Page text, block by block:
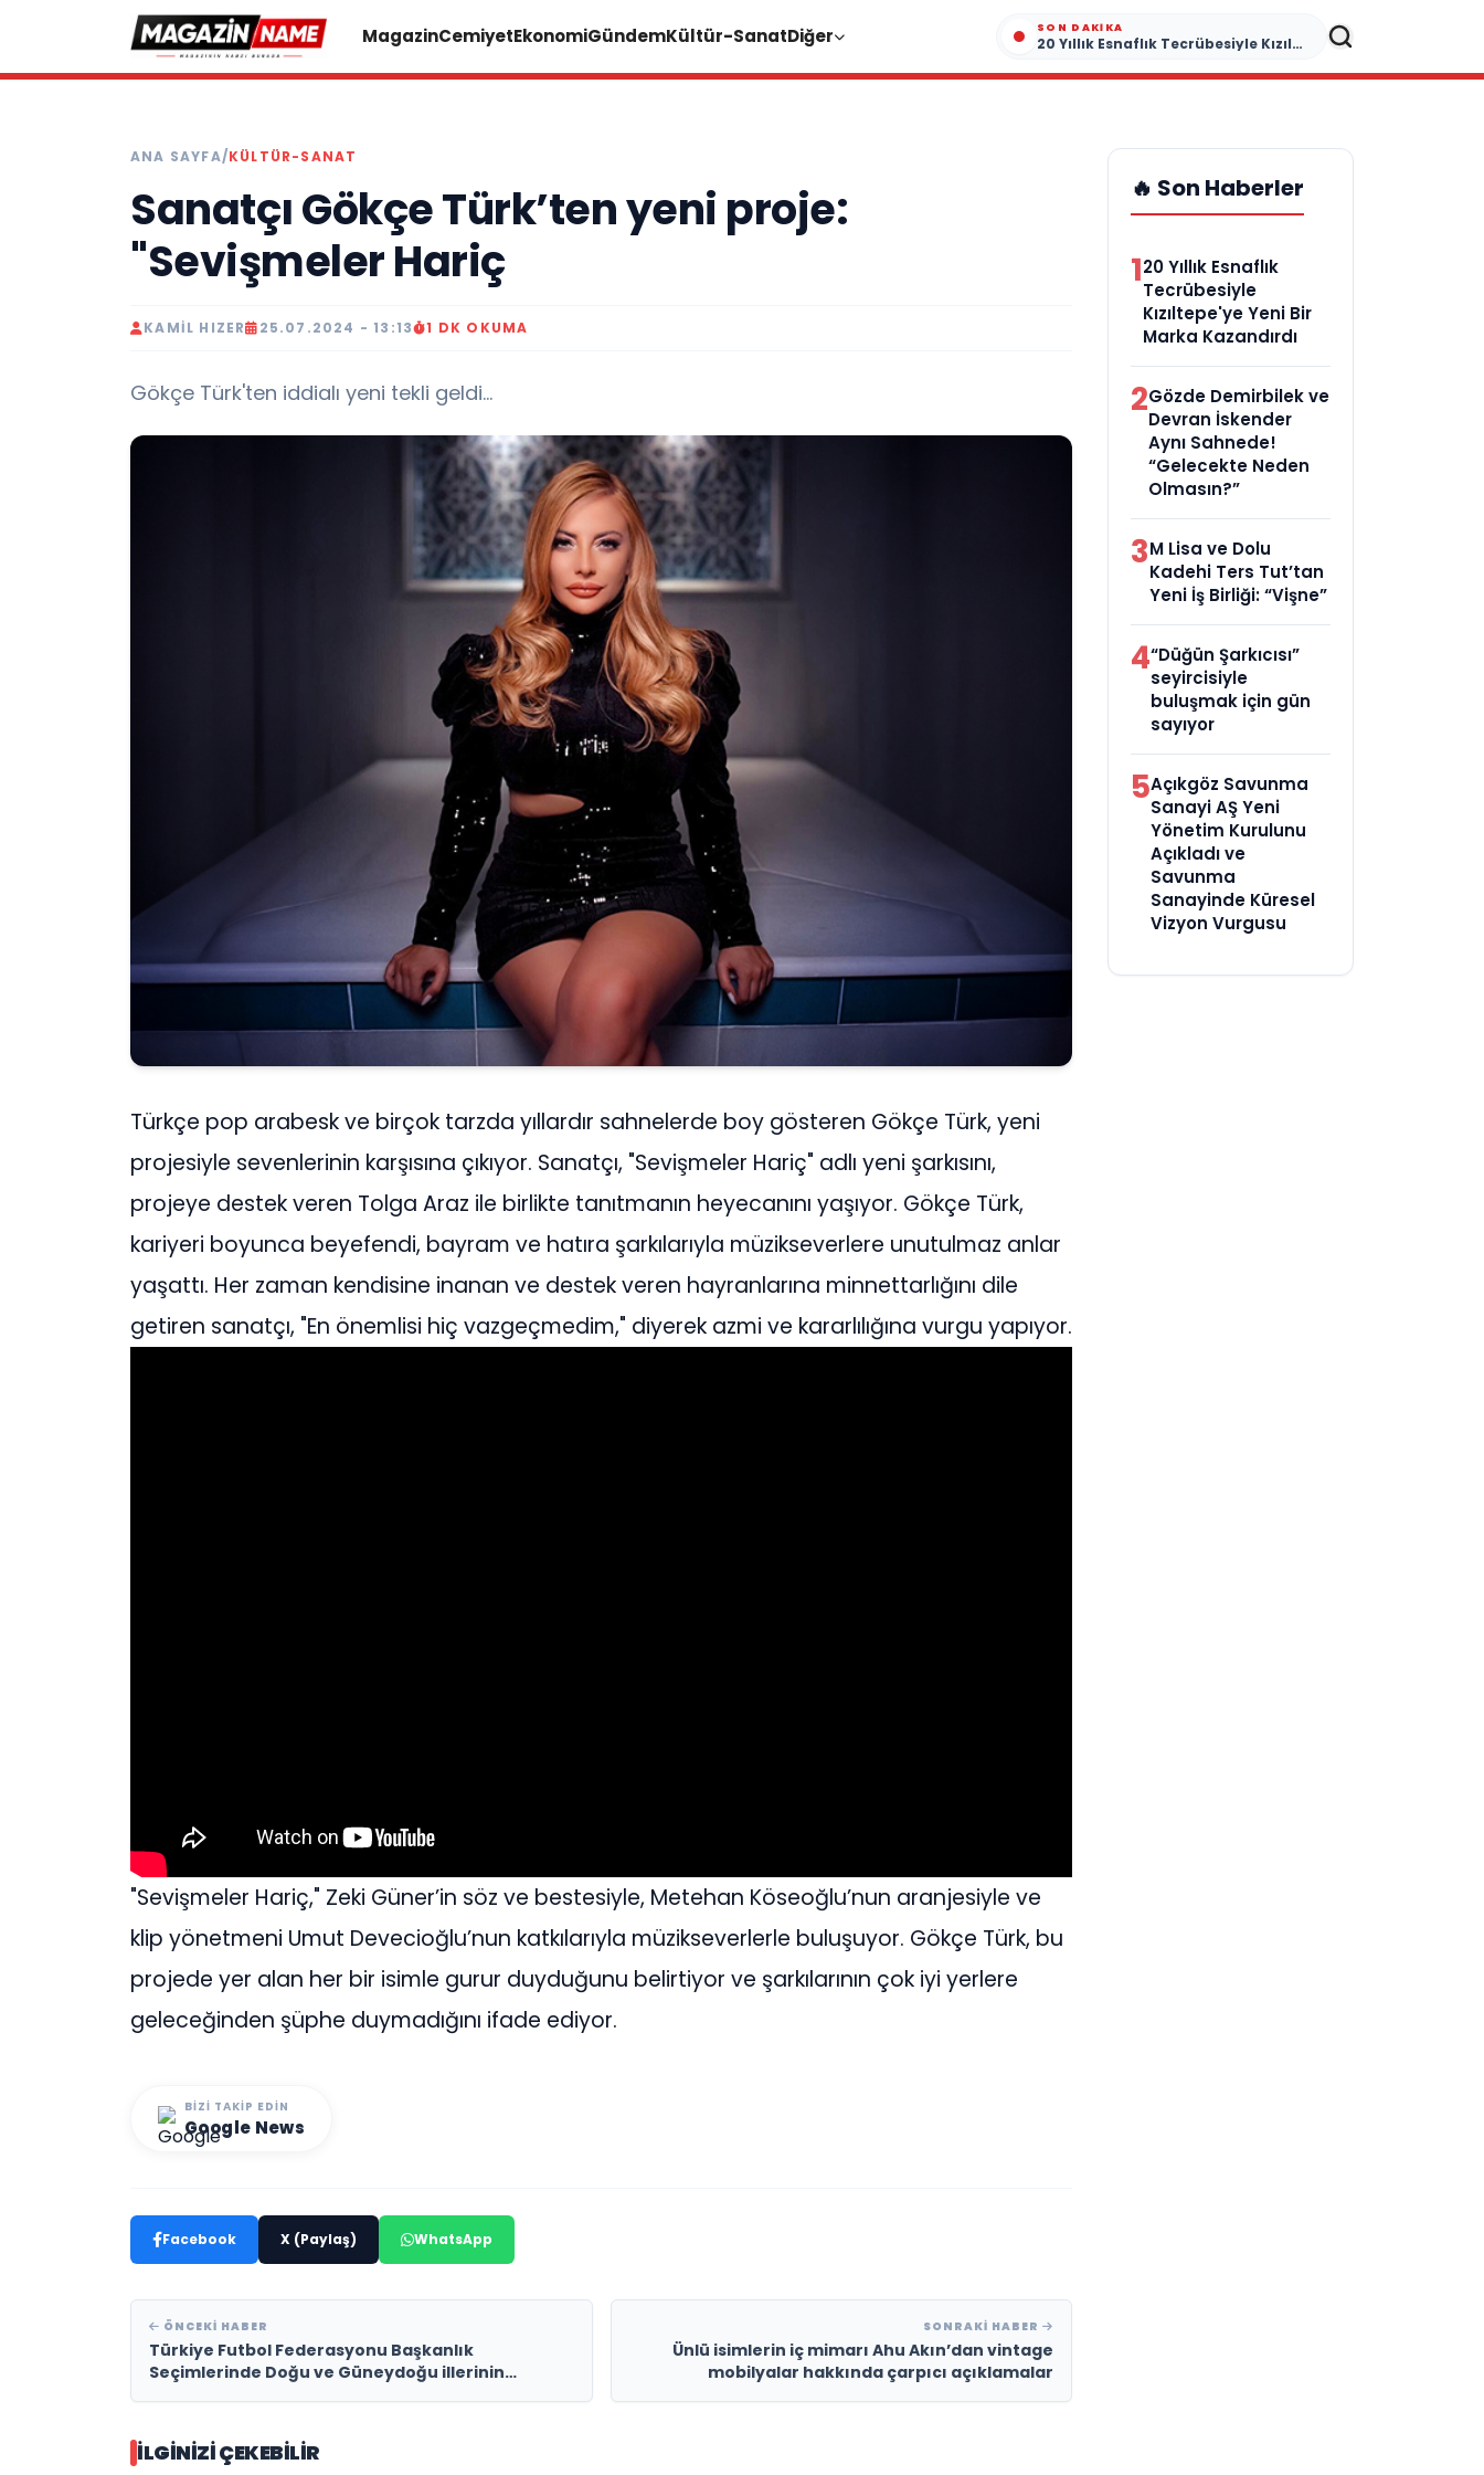
MagazinCemiyetEkonomiGündemKültür-SanatDiğer SON DAKIKA
20 Yıllık Esnaflık Tecrübesiyle Kızıltepe'ye Yeni Bir Marka Kazandırdı
ANA SAYFA/KÜLTÜR-SANAT
Sanatçı Gökçe Türk’ten yeni proje:
"Sevişmeler Hariç
KAMIL HIZER 25.07.2024 - 13:13 1 DK OKUMA
Gökçe Türk'ten iddialı yeni tekli geldi...
Türkçe pop arabesk ve birçok tarzda yıllardır sahnelerde boy gösteren Gökçe Türk, yeni
projesiyle sevenlerinin karşısına çıkıyor. Sanatçı, "Sevişmeler Hariç" adlı yeni şarkısını,
projeye destek veren Tolga Araz ile birlikte tanıtmanın heyecanını yaşıyor. Gökçe Türk,
kariyeri boyunca beyefendi, bayram ve hatıra şarkılarıyla müzikseverlere unutulmaz anlar
yaşattı. Her zaman kendisine inanan ve destek veren hayranlarına minnettarlığını dile
getiren sanatçı, "En önemlisi hiç vazgeçmedim," diyerek azmi ve kararlılığına vurgu yapıyor.
"Sevişmeler Hariç," Zeki Güner’in söz ve bestesiyle, Metehan Köseoğlu’nun aranjesiyle ve
klip yönetmeni Umut Devecioğlu’nun katkılarıyla müzikseverlerle buluşuyor. Gökçe Türk, bu
projede yer alan her bir isimle gurur duyduğunu belirtiyor ve şarkılarının çok iyi yerlere
geleceğinden şüphe duymadığını ifade ediyor.
BIZI TAKIP EDIN
Google News
Facebook X (Paylaş) WhatsApp
ÖNCEKI HABER
Türkiye Futbol Federasyonu Başkanlık
Seçimlerinde Doğu ve Güneydoğu illerinin
attı.
SONRAKI HABER
Ünlü isimlerin iç mimarı Ahu Akın’dan vintage
mobilyalar hakkında çarpıcı açıklamalar
İLGINIZI ÇEKEBILIR
🔥 Son Haberler
120 Yıllık Esnaflık
Tecrübesiyle
Kızıltepe'ye Yeni Bir
Marka Kazandırdı
2Gözde Demirbilek ve
Devran İskender
Aynı Sahnede!
“Gelecekte Neden
Olmasın?”
3M Lisa ve Dolu
Kadehi Ters Tut’tan
Yeni İş Birliği: “Vişne”
4“Düğün Şarkıcısı”
seyircisiyle
buluşmak için gün
sayıyor
5Açıkgöz Savunma
Sanayi AŞ Yeni
Yönetim Kurulunu
Açıkladı ve
Savunma
Sanayinde Küresel
Vizyon Vurgusu